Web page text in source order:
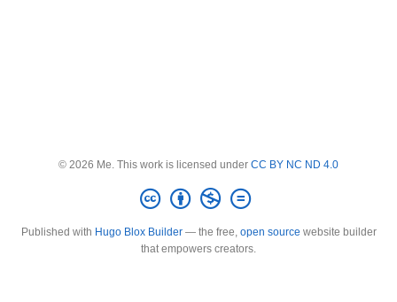
© 2026 Me. This work is licensed under CC BY NC ND 4.0
Published with Hugo Blox Builder— the free, open source website builder
that empowers creators.